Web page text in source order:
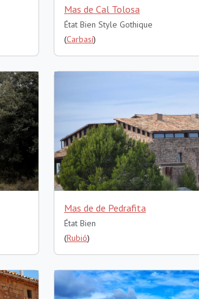
Mas de Cal Tolosa
État Bien Style Gothique
(Carbasí)
Mas de de Pedrafita
État Bien
(Rubió)